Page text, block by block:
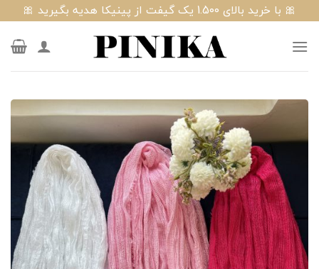
to
content
🎀 با خرید بالای 1.500 یک گیفت از پینیکا هدیه بگیرید 🎀